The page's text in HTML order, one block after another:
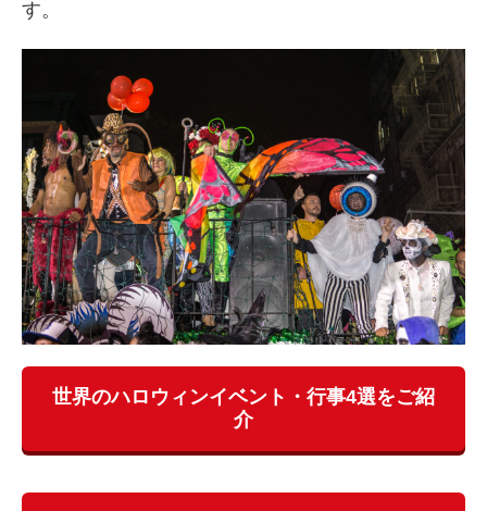
す。
世界のハロウィンイベント・行事4選をご紹
介